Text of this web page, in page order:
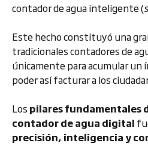
contador de agua inteligente (
Este hecho constituyó una
tradicionales contadores de
únicamente para acumular un
poder así facturar a los
Los pilares fundamentales
contador de agua digital
precisión, inteligencia y